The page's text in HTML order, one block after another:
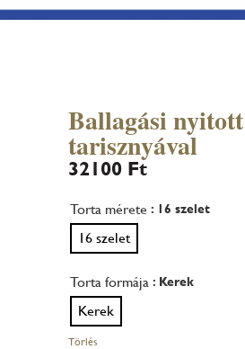
Ballagási
tarisznyával
32100 Ft
Torta mérete : 16 szelet
16 szelet
Torta formája : Kerek
Kerek
Törlés